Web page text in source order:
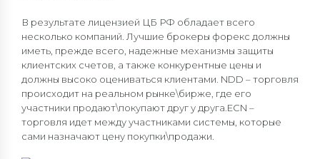
В результате лицензией ЦБ РФ обладает всего
несколько компаний. Лучшие брокеры форекс должны
иметь, прежде всего, надежные механизмы защиты
клиентских счетов, а также конкурентные цены и
должны высоко оцениваться клиентами. NDD – торговля
происходит на реальном рынке\бирже, где его
участники продают\покупают друг у друга.ECN –
торговля идет между участниками системы, которые
сами назначают цену покупки\продажи.